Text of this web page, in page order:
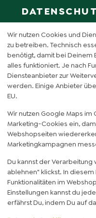
Wir nutzen Cookies und
zu betreiben. Technisch
benötigt, damit bei Deinem
alles funktioniert. Je nach
Diensteanbieter zur
werden. Einige Anbieter
EU.
Wir nutzen Google Maps
Marketing-Cookies ein,
Webshopseiten
Marketingkampagnen
Du kannst der
ablehnen" klickst. In diesem
Funktionalitäten im
Einstellungen kannst du
erfährst Du, indem Du auf
MANGO